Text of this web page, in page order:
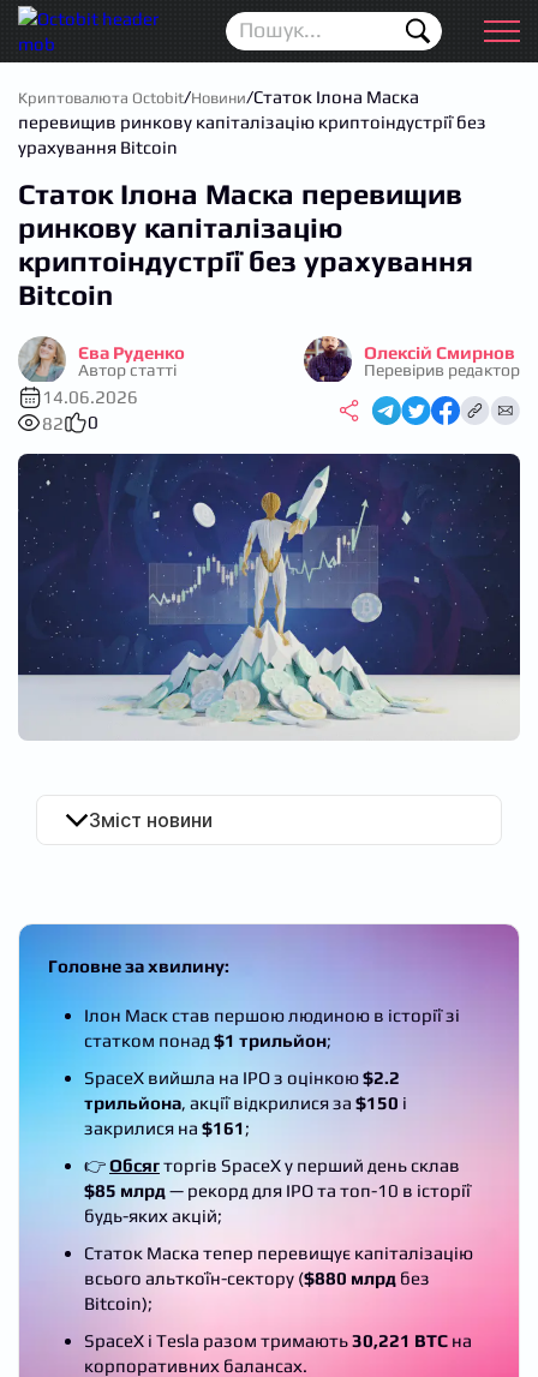
Новини
Для початківців
Аірдропи
Криптовалюта
Біржі
Трейдинг
Гаманці
Проп трейдинг
Календар ICO
Прогноз цін
UA
Криптовалюта Octobit/Новини/Статок Ілона Маска
перевищив ринкову капіталізацію криптоіндустрії без
урахування Bitcoin
Статок Ілона Маска перевищив
ринкову капіталізацію
криптоіндустрії без урахування
Bitcoin
Єва Руденко
Автор статті
Олексій Смирнов
Перевірив редактор
14.06.2026
82
0
Зміст новини
Головне за хвилину:
Ілон Маск став першою людиною в історії зі
статком понад $1 трильйон;
SpaceX вийшла на IPO з оцінкою$2.2
трильйона, акції відкрилися за $150 і
закрилися на $161;
👉Обсягторгів SpaceX у перший день склав
$85 млрд— рекорд для IPO та топ-10 в історії
будь-яких акцій;
Статок Маска тепер перевищує капіталізацію
всього альткоїн-сектору ($880 млрд без
Bitcoin);
SpaceX і Tesla разом тримають30,221 BTC на
корпоративних балансах.